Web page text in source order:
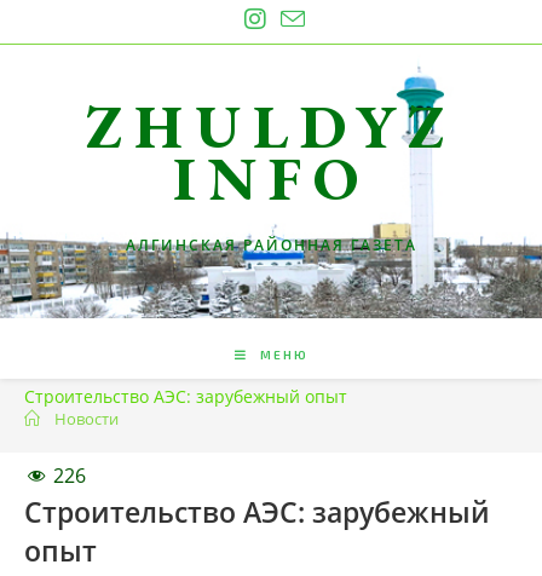
к
ZHULDYZ
INFO
АЛГИНСКАЯ РАЙОННАЯ ГАЗЕТА
МЕНЮ
Строительство АЭС: зарубежный опыт
Новости
226
Строительство АЭС: зарубежный
опыт